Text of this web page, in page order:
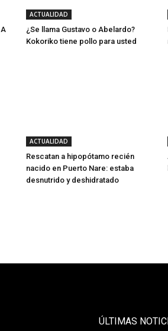
ACTUALIDAD
¿Se llama Gustavo o Abelardo?
Kokoriko tiene pollo para usted
ACTUALIDAD
Rescatan a hipopótamo recién
nacido en Puerto Nare: estaba
desnutrido y deshidratado
ÚLTIMAS